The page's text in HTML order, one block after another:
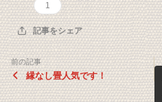
1
記事をシェア
前の記事
縁なし畳人気です！